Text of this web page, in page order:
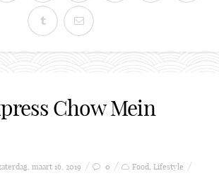
Chow Mein
maart 16, 2019 0 Food, Lifestyle